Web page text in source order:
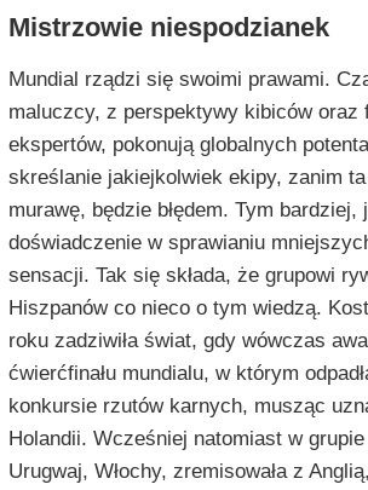
Mistrzowie niespodzianek
Mundial rządzi się swoimi prawami.
maluczcy, z perspektywy kibiców oraz
ekspertów, pokonują globalnych
skreślanie jakiejkolwiek ekipy, zanim
murawę, będzie błędem. Tym bardziej,
doświadczenie w sprawianiu
sensacji. Tak się składa, że grupowi
Hiszpanów co nieco o tym wiedzą.
roku zadziwiła świat, gdy wówczas
ćwierćfinału mundialu, w którym
konkursie rzutów karnych, musząc
Holandii. Wcześniej natomiast w grupie
Urugwaj, Włochy, zremisowała z